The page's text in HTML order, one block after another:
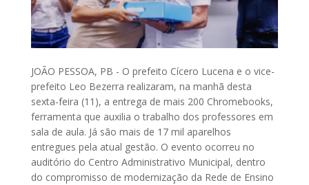
JOÃO PESSOA, PB - O prefeito Cícero Lucena e o vice-
prefeito Leo Bezerra realizaram, na manhã desta
sexta-feira (11), a entrega de mais 200 Chromebooks,
ferramenta que auxilia o trabalho dos professores em
sala de aula. Já são mais de 17 mil aparelhos
entregues pela atual gestão. O evento ocorreu no
auditório do Centro Administrativo Municipal, dentro
do compromisso de modernização da Rede de Ensino